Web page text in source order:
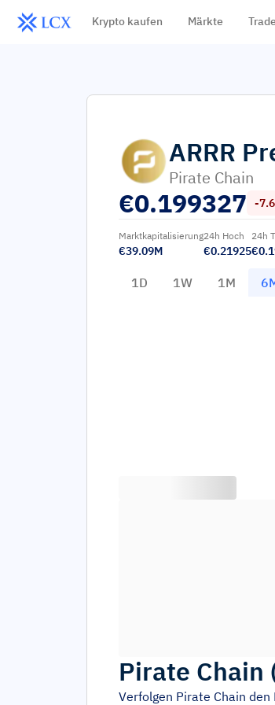
Krypto kaufen Märkte
ARRR
Pirate Chain
€0.199327 -
Marktkapitalisierung
€39.09M
24h Hoch
€0.21925
24h
1D 1W 1M
Pirate Chain
Verfolgen Pirate Chain den